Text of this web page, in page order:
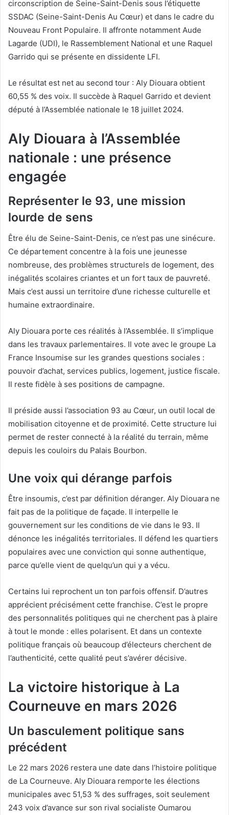
circonscription de Seine-Saint-Denis sous l’étiquette
SSDAC (Seine-Saint-Denis Au Cœur) et dans le cadre du
Nouveau Front Populaire. Il affronte notamment Aude
Lagarde (UDI), le Rassemblement National et une Raquel
Garrido qui se présente en dissidente LFI.
Le résultat est net au second tour : Aly Diouara obtient
60,55 % des voix. Il succède à Raquel Garrido et devient
député à l’Assemblée nationale le 18 juillet 2024.
Aly Diouara à l’Assemblée
nationale : une présence
engagée
Représenter le 93, une mission
lourde de sens
Être élu de Seine-Saint-Denis, ce n’est pas une sinécure.
Ce département concentre à la fois une jeunesse
nombreuse, des problèmes structurels de logement, des
inégalités scolaires criantes et un fort taux de pauvreté.
Mais c’est aussi un territoire d’une richesse culturelle et
humaine extraordinaire.
Aly Diouara porte ces réalités à l’Assemblée. Il s’implique
dans les travaux parlementaires. Il vote avec le groupe La
France Insoumise sur les grandes questions sociales :
pouvoir d’achat, services publics, logement, justice fiscale.
Il reste fidèle à ses positions de campagne.
Il préside aussi l’association 93 au Cœur, un outil local de
mobilisation citoyenne et de proximité. Cette structure lui
permet de rester connecté à la réalité du terrain, même
depuis les couloirs du Palais Bourbon.
Une voix qui dérange parfois
Être insoumis, c’est par définition déranger. Aly Diouara ne
fait pas de la politique de façade. Il interpelle le
gouvernement sur les conditions de vie dans le 93. Il
dénonce les inégalités territoriales. Il défend les quartiers
populaires avec une conviction qui sonne authentique,
parce qu’elle vient de quelqu’un qui y a vécu.
Certains lui reprochent un ton parfois offensif. D’autres
apprécient précisément cette franchise. C’est le propre
des personnalités politiques qui ne cherchent pas à plaire
à tout le monde : elles polarisent. Et dans un contexte
politique français où beaucoup d’électeurs cherchent de
l’authenticité, cette qualité peut s’avérer décisive.
La victoire historique à La
Courneuve en mars 2026
Un basculement politique sans
précédent
Le 22 mars 2026 restera une date dans l’histoire politique
de La Courneuve. Aly Diouara remporte les élections
municipales avec 51,53 % des suffrages, soit seulement
243 voix d’avance sur son rival socialiste Oumarou